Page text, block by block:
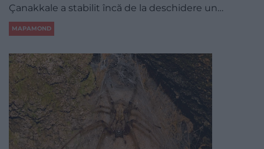
Çanakkale a stabilit încă de la deschidere un…
MAPAMOND